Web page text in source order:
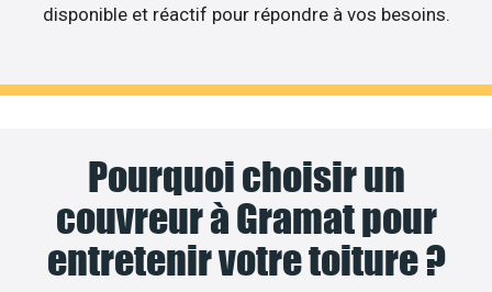
disponible et réactif pour répondre à vos besoins.
Pourquoi choisir un
couvreur à Gramat pour
entretenir votre toiture ?